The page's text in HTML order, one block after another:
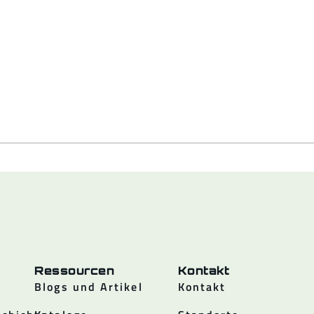
Ressourcen
Blogs und Artikel
Kontakt
Kontakt